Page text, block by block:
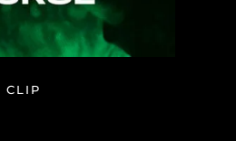
CLIP